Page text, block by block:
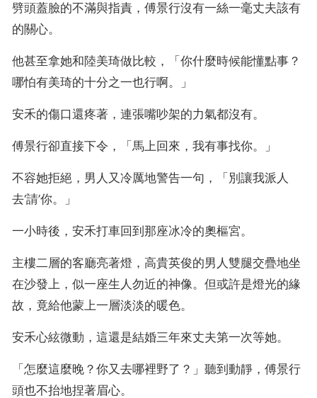
劈頭蓋臉的不滿與指責，傅景行沒有一絲一毫丈夫該有
的關心。
他甚至拿她和陸美琦做比較，「你什麼時候能懂點事？
哪怕有美琦的十分之一也行啊。」
安禾的傷口還疼著，連張嘴吵架的力氣都沒有。
傅景行卻直接下令，「馬上回來，我有事找你。」
不容她拒絕，男人又冷厲地警告一句，「別讓我派人
去‘請’你。」
一小時後，安禾打車回到那座冰冷的奧樞宮。
主樓二層的客廳亮著燈，高貴英俊的男人雙腿交疊地坐
在沙發上，似一座生人勿近的神像。但或許是燈光的緣
故，竟給他蒙上一層淡淡的暖色。
安禾心絃微動，這還是結婚三年來丈夫第一次等她。
「怎麼這麼晚？你又去哪裡野了？」聽到動靜，傅景行
頭也不抬地捏著眉心。